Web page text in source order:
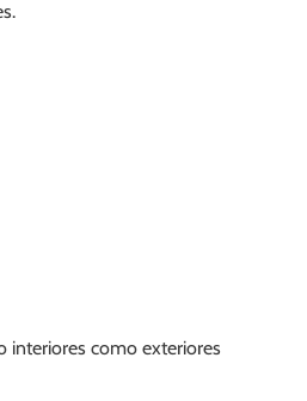
interiores como exteriores